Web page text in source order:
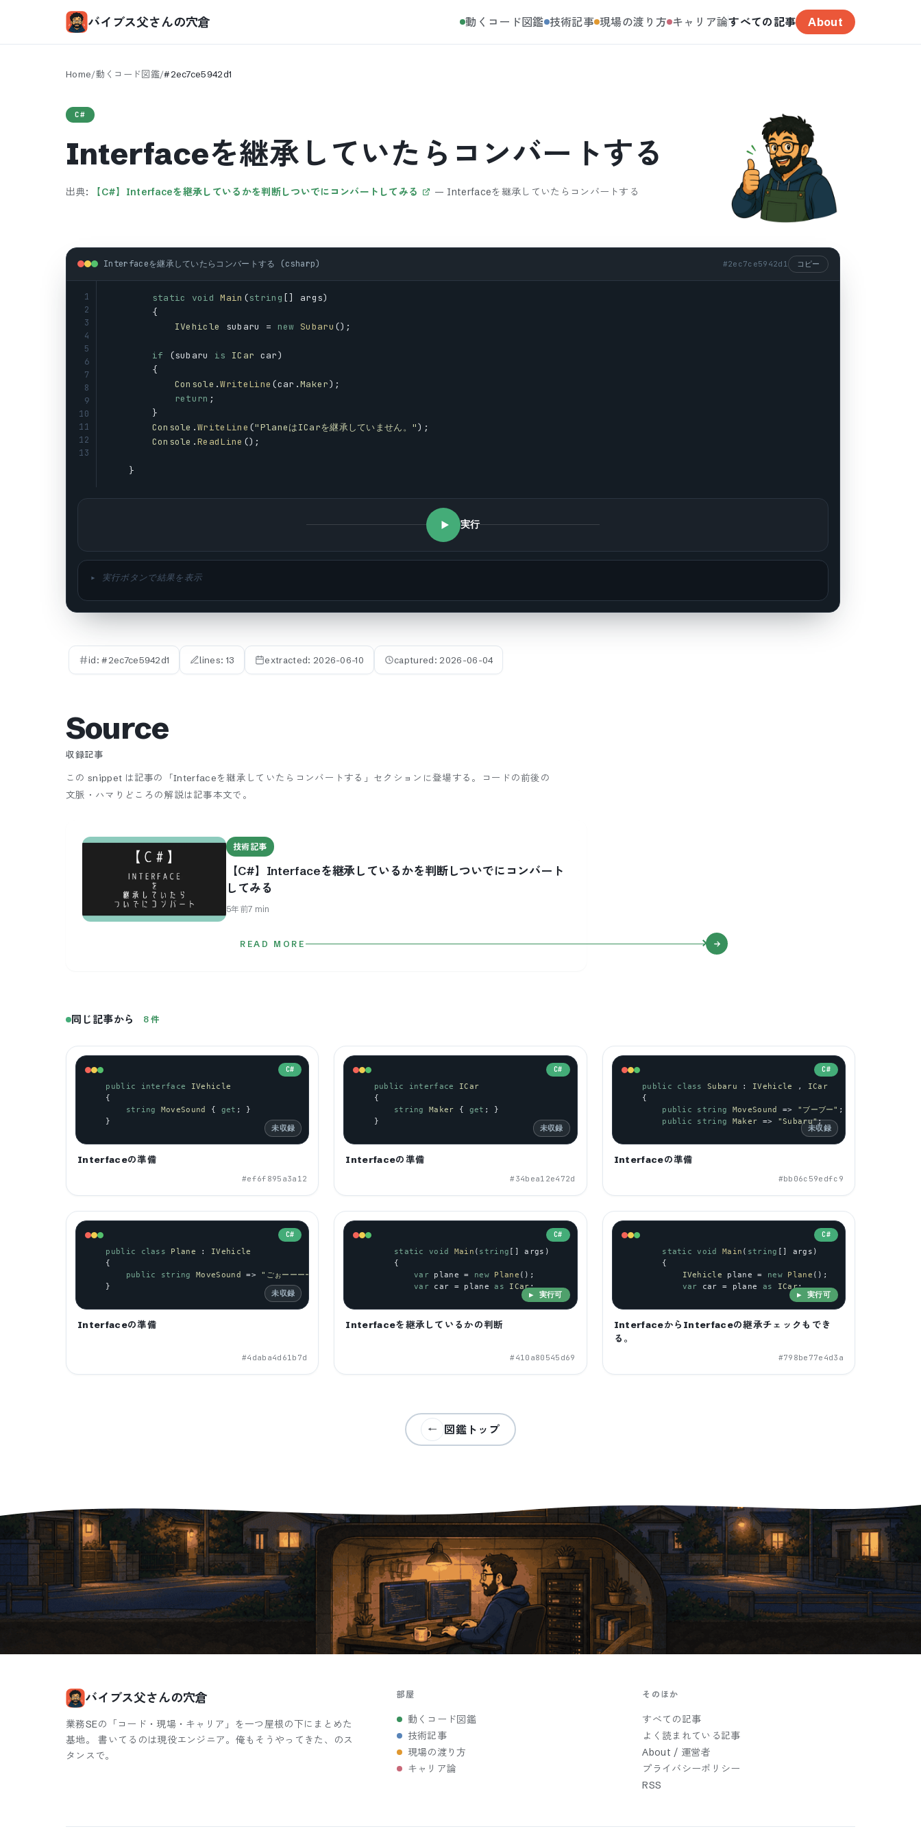
バイブス父さんの穴倉 動くコード図鑑 技術記事 現場の渡り方 キャリア論すべての記事 About
Home/動くコード図鑑/#2ec7ce5942d1
C#
Interfaceを継承していたらコンバートする
出典: 【C#】Interfaceを継承しているかを判断しついでにコンバートしてみる — Interfaceを継承していたらコンバートする
Interfaceを継承していたらコンバートする (csharp) #2ec7ce5942d1 コピー
1
2
3
4
5
6
7
8
9
10
11
12
13
static void Main (string [] args)
        {
IVehicle
subaru = new Subaru ();
if (subaru is ICar car)
        {
Console .WriteLine (car .Maker);
return ;
        }
Console .WriteLine ("PlaneはICarを継承していません。");
Console .ReadLine ();
    }
実行
▸ 実行ボタンで結果を表示
id: #2ec7ce5942d1 lines: 13 extracted: 2026-06-10 captured: 2026-06-04
Source
収録記事
この snippet は記事の「Interfaceを継承していたらコンバートする」セクションに登場する。
コードの前後の
文脈・ハマりどころの解説は記事本文で。
技術記事
【C#】Interfaceを継承しているかを判断しついでにコンバート
してみる
5年前7 min
READ MORE
同じ記事から 8 件
C#
public interface
IVehicle
    {
string
MoveSound { get ; }
    }
未収録
Interfaceの準備
#ef6f895a3a12
C#
public interface
ICar
    {
string
Maker { get ; }
    }
未収録
Interfaceの準備
#34bea12e472d
C#
public class Subaru : IVehicle ,
ICar
    {
public
string MoveSound => "ブーブー" ;
public
string Maker => "Subaru";
未収録
Interfaceの準備
#bb06c59edfc9
C#
public class Plane : IVehicle
    {
public
string MoveSound => "ごぉーーーーーー"
    }
未収録
Interfaceの準備
#4daba4d61b7d
C#
static void Main ( string [] args )
        {
var
plane = new Plane ();
var
car = plane as ICar;
▶ 実行可
Interfaceを継承しているかの判断
#410a80545d69
C#
static void Main ( string [] args )
        {
IVehicle
plane = new Plane ();
var
car = plane as ICar;
▶ 実行可
InterfaceからInterfaceの継承チェックもでき
る。
#798be77e4d3a
← 図鑑トップ
バイブス父さんの穴倉
業務SEの「コード・現場・キャリア」を一つ屋根の下にまとめた
基地。 書いてるのは現役エンジニア。俺もそうやってきた、のス
タンスで。
部屋
動くコード図鑑
技術記事
現場の渡り方
キャリア論
そのほか
すべての記事
よく読まれている記事
About / 運営者
プライバシーポリシー
RSS